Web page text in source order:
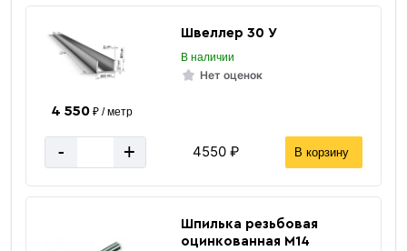
Швеллер 30 У
В наличии
Нет оценок
4 550₽ / метр
- + 4550 ₽ В корзину
Шпилька резьбовая
оцинкованная М14